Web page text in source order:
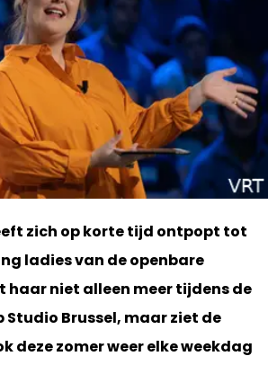
zich op korte tijd ontpopt tot
ladies van de openbare
haar niet alleen meer tijdens de
Studio Brussel, maar ziet de
deze zomer weer elke weekdag